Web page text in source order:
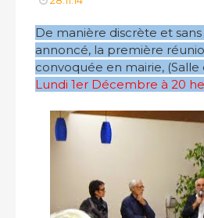
De manière discrète et
annoncé, la première
convoquée en mairie, (Salle
Lundi 1er Décembre à 20